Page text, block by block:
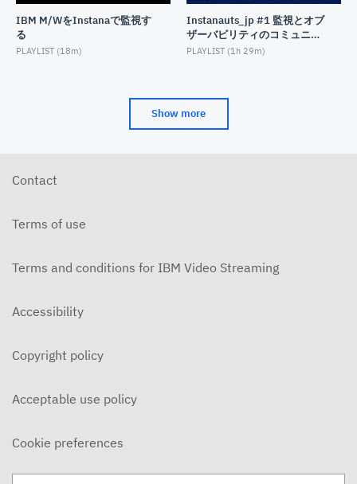
IBM M/WをInstanaで監視す
る
PLAYLIST (18m)
Instanauts_jp #1 監視とオブ
ザーバビリティのコミュニテ
ィはじめました！(Instana
PLAYLIST (1h 29m)
Show more
Contact
Terms of use
Terms and conditions for IBM Video Streaming
Accessibility
Copyright policy
Acceptable use policy
Cookie preferences